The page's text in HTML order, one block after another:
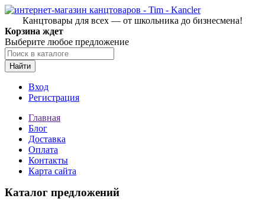
Канцтовары для всех — от школьника до бизнесмена!
Корзина ждет
Выберите любое предложение
Найти
Вход
Регистрация
Главная
Блог
Доставка
Оплата
Контакты
Карта сайта
Каталог предложений